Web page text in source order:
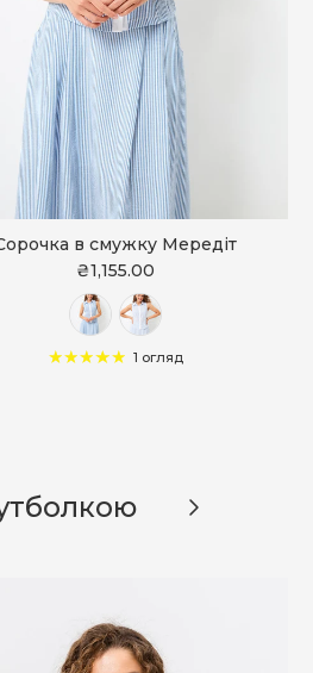
в смужку Мередіт
₴1,155.00
1 огляд
Далі